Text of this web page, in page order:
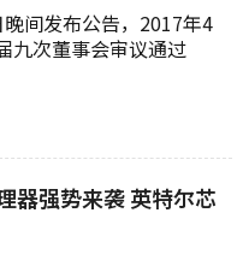
间发布公告，2017年4
九次董事会审议通过
海集成电路装备材料
的关联交易议案》
器强势来袭 英特尔芯